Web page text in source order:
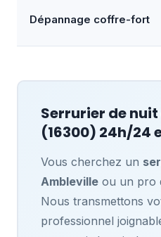
Dépannage coffre-fort
Serrurier de nuit
(16300) 24h/24
Vous cherchez un
Amblevilleou un pro
Nous transmettons
professionnel